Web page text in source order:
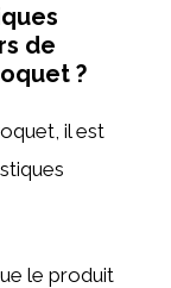
de
?
il est
le produit